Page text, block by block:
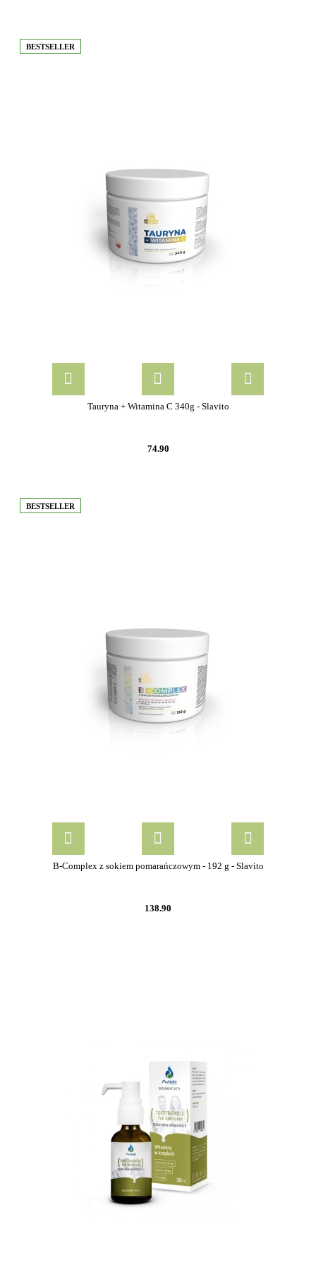
BESTSELLER
Tauryna + Witamina C 340g - Slavito
74.90
BESTSELLER
B-Complex z sokiem pomarańczowym - 192 g - Slavito
138.90